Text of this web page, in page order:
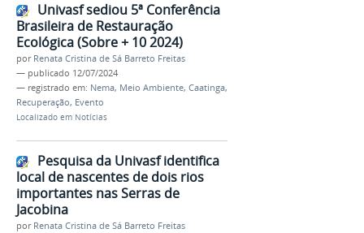
Univasf sediou 5ª Conferência
Brasileira de Restauração
Ecológica (Sobre + 10 2024)
por Renata Cristina de Sá Barreto Freitas
— publicado 12/07/2024
— registrado em: Nema, Meio Ambiente, Caatinga,
Recuperação, Evento
Localizado em Notícias
Pesquisa da Univasf identifica
local de nascentes de dois rios
importantes nas Serras de
Jacobina
por Renata Cristina de Sá Barreto Freitas